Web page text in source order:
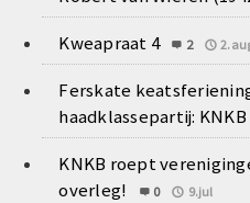
Kweapraat 4 2
Ferskate
haadklassepartij:
KNKB roept
overleg!
0 9.jul